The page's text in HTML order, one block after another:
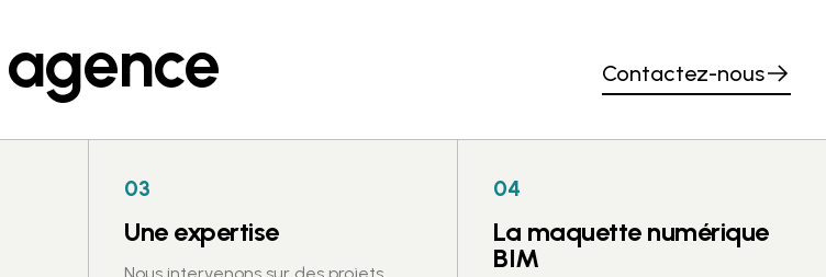
Contactez-nous
03
Une expertise
04
La maquette numérique
BIM